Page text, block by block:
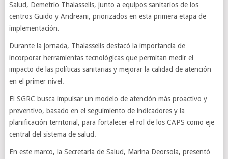
Salud, Demetrio Thalasselis, junto a equipos sanitarios de los
centros Guido y Andreani, priorizados en esta primera etapa de
implementación.
Durante la jornada, Thalasselis destacó la importancia de
incorporar herramientas tecnológicas que permitan medir el
impacto de las políticas sanitarias y mejorar la calidad de atención
en el primer nivel.
El SGRC busca impulsar un modelo de atención más proactivo y
preventivo, basado en el seguimiento de indicadores y la
planificación territorial, para fortalecer el rol de los CAPS como eje
central del sistema de salud.
En este marco, la Secretaria de Salud, Marina Deorsola, presentó